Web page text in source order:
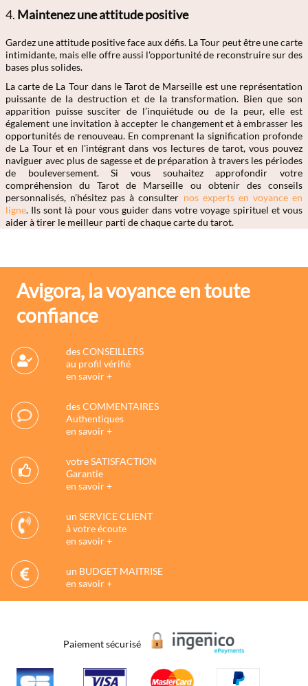
4. Maintenez une attitude positive
Gardez une attitude positive face aux défis. La Tour peut être une carte
intimidante, mais elle offre aussi l'opportunité de reconstruire sur des
bases plus solides.
La carte de La Tour dans le Tarot de Marseille est une représentation
puissante de la destruction et de la transformation. Bien que son
apparition puisse susciter de l’inquiétude ou de la peur, elle est
également une invitation à accepter le changement et à embrasser les
opportunités de renouveau. En comprenant la signification profonde
de La Tour et en l'intégrant dans vos lectures de tarot, vous pouvez
naviguer avec plus de sagesse et de préparation à travers les périodes
de bouleversement. Si vous souhaitez approfondir votre
compréhension du Tarot de Marseille ou obtenir des conseils
personnalisés, n’hésitez pas à consulter nos experts en voyance en
ligne. Ils sont là pour vous guider dans votre voyage spirituel et vous
aider à tirer le meilleur parti de chaque carte du tarot.
Avigora, la voyance en toute
confiance
des CONSEILLERS
au profil vérifié
en savoir +
des COMMENTAIRES
Authentiques
en savoir +
votre SATISFACTION
Garantie
en savoir +
un SERVICE CLIENT
à votre écoute
en savoir +
un BUDGET MAITRISE
en savoir +
Paiement sécurisé